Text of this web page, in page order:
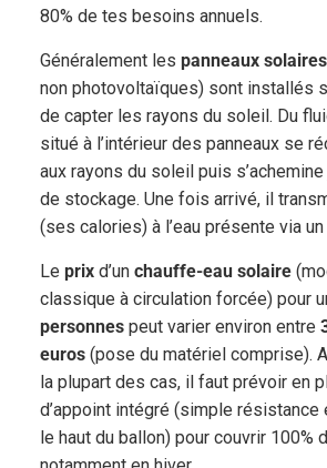
80% de tes besoins annuels.
Généralement les panneaux
non photovoltaïques) sont installés
de capter les rayons du soleil. Du
situé à l’intérieur des panneaux se
aux rayons du soleil puis s’achemine
de stockage. Une fois arrivé, il
(ses calories) à l’eau présente via un
Le prixd’un chauffe-eau solaire
classique à circulation forcée) pour
personnespeut varier environ entre
euros(pose du matériel comprise).
la plupart des cas, il faut prévoir en
d’appoint intégré (simple résistance
le haut du ballon) pour couvrir 100%